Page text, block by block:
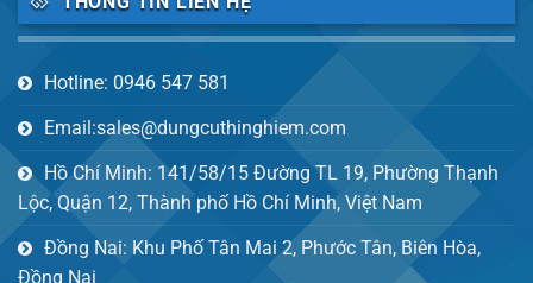
Hotline: 0946 547 581
Email:sales@dungcuthinghiem.com
Hồ Chí Minh: 141/58/15 Đường TL 19, Phường Thạnh
Lộc, Quận 12, Thành phố Hồ Chí Minh, Việt Nam
Đồng Nai: Khu Phố Tân Mai 2, Phước Tân, Biên Hòa,
Đồng Nai